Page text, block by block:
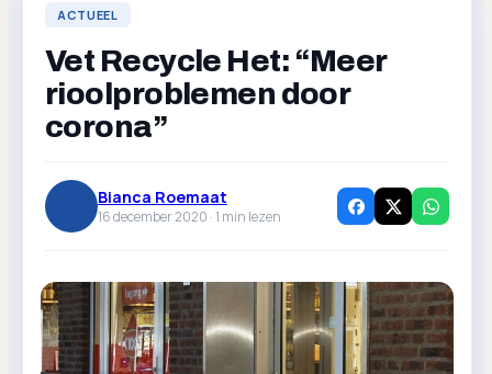
ACTUEEL
Vet Recycle Het: “Meer
rioolproblemen door
corona”
Bianca Roemaat
16 december 2020 ·1 min lezen